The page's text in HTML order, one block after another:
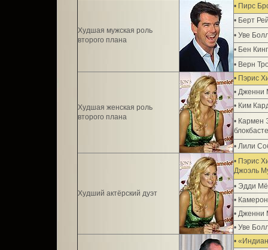
Худшая мужская роль
второго плана
• Пирс
• Берт
• Уве
• Бен
• Верн
Худшая женская роль
второго плана
• Пэрис
• Дженни
• Ким
• Кармен
• Лили
Худший актёрский дуэт
• Пэрис
Джоэль
• Эдди
•
• Дженни
• Уве
•